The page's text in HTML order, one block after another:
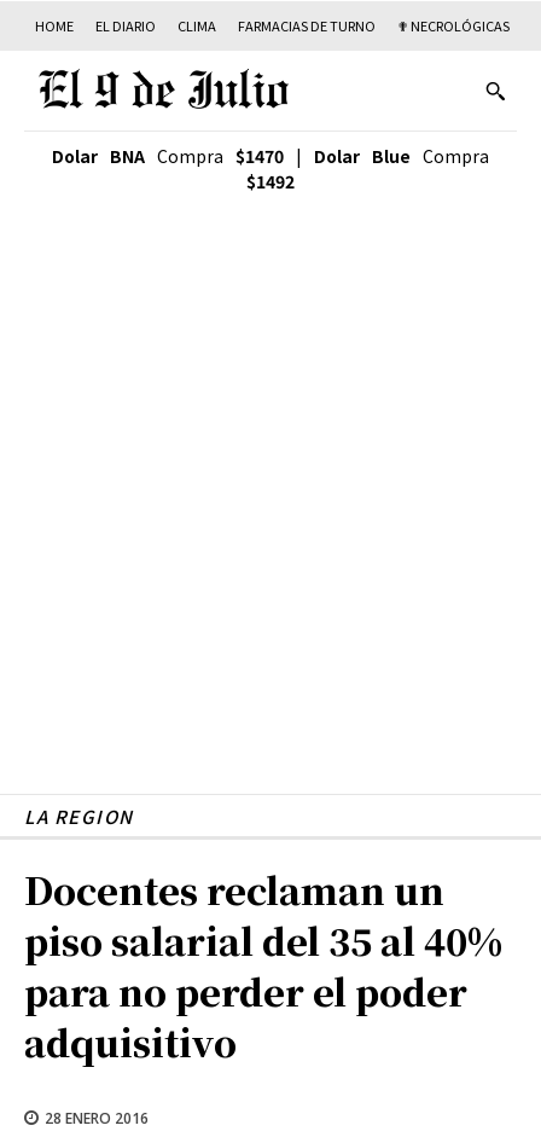
HOME EL DIARIO CLIMA FARMACIAS DE TURNO ✟ NECROLÓGICAS
Dolar BNA Compra $1470 | Dolar Blue Compra
$1492
LA REGION
Docentes reclaman un
piso salarial del 35 al 40%
para no perder el poder
adquisitivo
28 ENERO 2016